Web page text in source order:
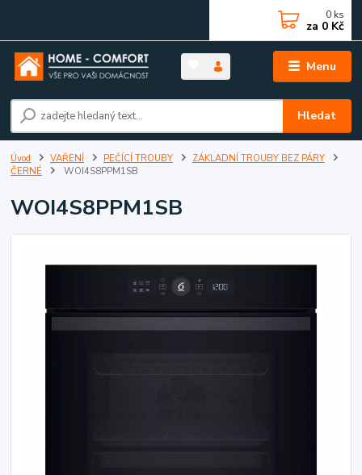
Menu
Hledat
0 ks
za 0 Kč
Úvod VAŘENÍ PEČÍCÍ TROUBY
ZÁKLADNÍ TROUBY BEZ PÁRY
ČERNÉ
WOI4S8PPM1SB
WOI4S8PPM1SB